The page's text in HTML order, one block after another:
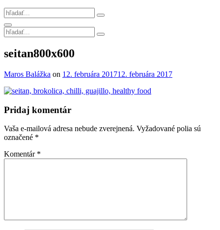
Search
for:
Search
Search
for:
Site
Overlay
seitan800x600
By
Maros Balážka on 12. februára 201712. februára 2017
Pridaj komentár
Vaša e-mailová adresa nebude zverejnená. Vyžadované polia sú
označené *
Komentár *